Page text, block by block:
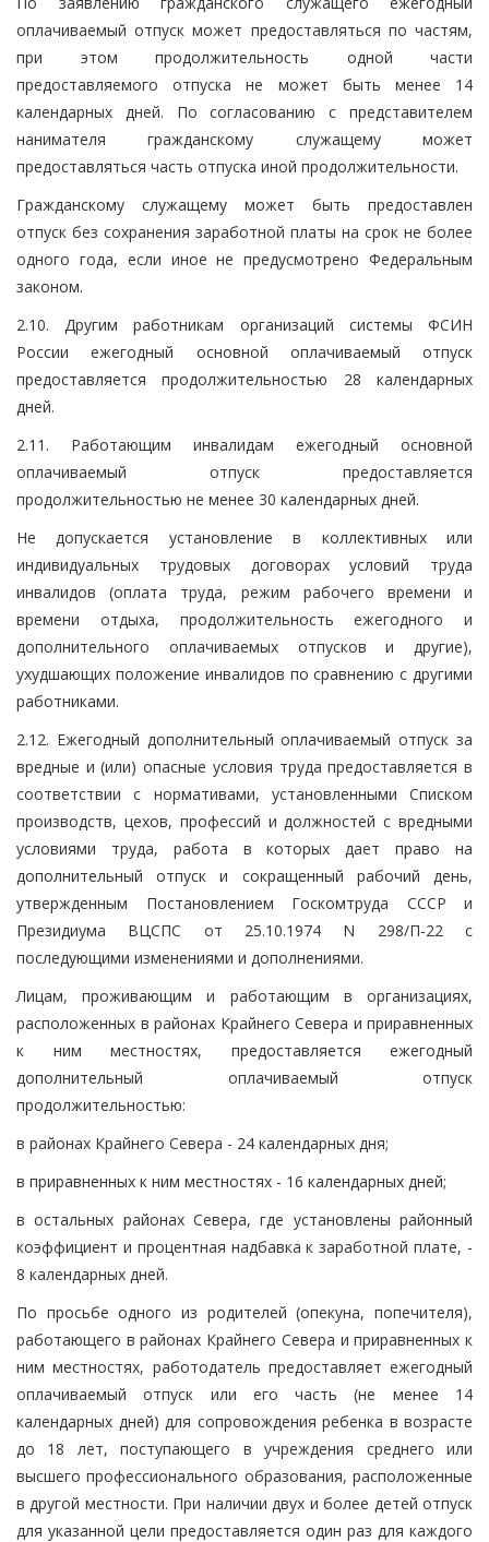
оплачиваемый отпуск может предоставляться по частям,
при этом продолжительность одной части
предоставляемого отпуска не может быть менее 14
календарных дней. По согласованию с представителем
нанимателя гражданскому служащему может
предоставляться часть отпуска иной продолжительности.
Гражданскому служащему может быть предоставлен
отпуск без сохранения заработной платы на срок не более
одного года, если иное не предусмотрено Федеральным
законом.
2.10. Другим работникам организаций системы ФСИН
России ежегодный основной оплачиваемый отпуск
предоставляется продолжительностью 28 календарных
дней.
2.11. Работающим инвалидам ежегодный основной
оплачиваемый отпуск предоставляется
продолжительностью не менее 30 календарных дней.
Не допускается установление в коллективных или
индивидуальных трудовых договорах условий труда
инвалидов (оплата труда, режим рабочего времени и
времени отдыха, продолжительность ежегодного и
дополнительного оплачиваемых отпусков и другие),
ухудшающих положение инвалидов по сравнению с другими
работниками.
2.12. Ежегодный дополнительный оплачиваемый отпуск за
вредные и (или) опасные условия труда предоставляется в
соответствии с нормативами, установленными Списком
производств, цехов, профессий и должностей с вредными
условиями труда, работа в которых дает право на
дополнительный отпуск и сокращенный рабочий день,
утвержденным Постановлением Госкомтруда СССР и
Президиума ВЦСПС от 25.10.1974 N 298/П-22 с
последующими изменениями и дополнениями.
Лицам, проживающим и работающим в организациях,
расположенных в районах Крайнего Севера и приравненных
к ним местностях, предоставляется ежегодный
дополнительный оплачиваемый отпуск
продолжительностью:
в районах Крайнего Севера - 24 календарных дня;
в приравненных к ним местностях - 16 календарных дней;
в остальных районах Севера, где установлены районный
коэффициент и процентная надбавка к заработной плате, -
8 календарных дней.
По просьбе одного из родителей (опекуна, попечителя),
работающего в районах Крайнего Севера и приравненных к
ним местностях, работодатель предоставляет ежегодный
оплачиваемый отпуск или его часть (не менее 14
календарных дней) для сопровождения ребенка в возрасте
до 18 лет, поступающего в учреждения среднего или
высшего профессионального образования, расположенные
в другой местности. При наличии двух и более детей отпуск
для указанной цели предоставляется один раз для каждого